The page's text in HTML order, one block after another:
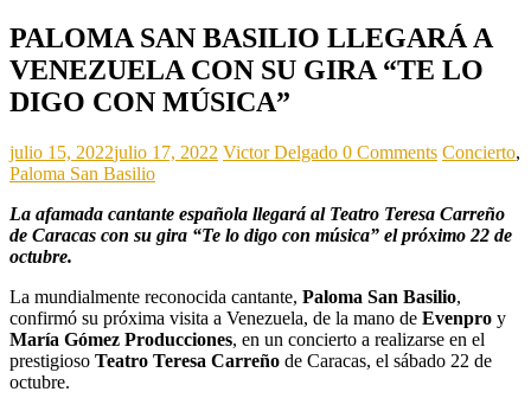
PALOMA SAN BASILIO LLEGARÁ A
VENEZUELA CON SU GIRA “TE LO
DIGO CON MÚSICA”
julio 15, 2022julio 17, 2022 Victor Delgado 0 Comments Concierto,
Paloma San Basilio
La afamada cantante española llegará al Teatro Teresa Carreño
de Caracas con su gira “Te lo digo con música” el próximo 22 de
octubre.
La mundialmente reconocida cantante, Paloma San Basilio,
confirmó su próxima visita a Venezuela, de la mano de Evenpro y
María Gómez Producciones, en un concierto a realizarse en el
prestigioso Teatro Teresa Carreño de Caracas, el sábado 22 de
octubre.